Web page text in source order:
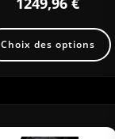
Choix des options